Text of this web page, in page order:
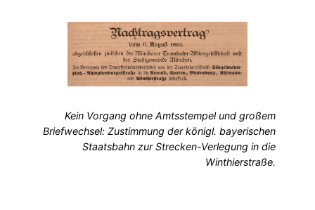
Kein Vorgang ohne Amtsstempel und großem
Briefwechsel: Zustimmung der königl. bayerischen
Staatsbahn zur Strecken-Verlegung in die
Winthierstraße.